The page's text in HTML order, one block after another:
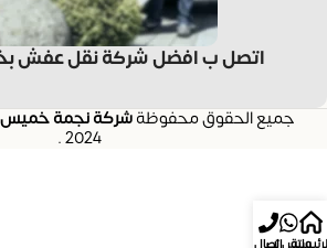
اتصل ب افضل شركة نقل عفش
جميع الحقوق محفوظةشركة نجمة
2024
.